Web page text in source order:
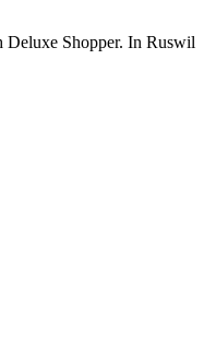
Deluxe Shopper. In Ruswil